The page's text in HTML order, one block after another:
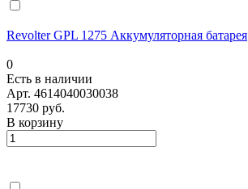
Revolter GPL 1275 Аккумуляторная батарея
0
Есть в наличии
Арт. 4614040030038
17730 руб.
В корзину